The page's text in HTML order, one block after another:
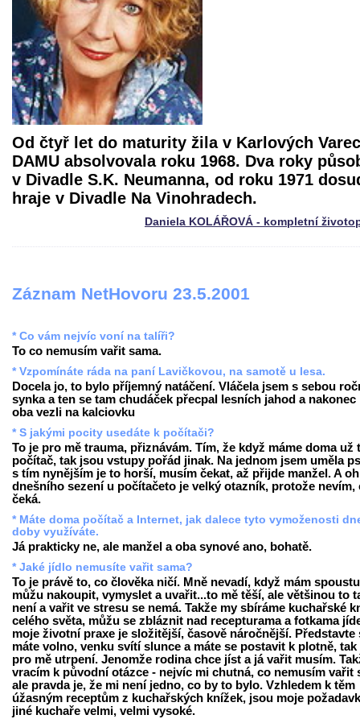
Od čtyř let do maturity žila v Karlových
DAMU absolvovala roku 1968. Dva roky
v Divadle S.K. Neumanna, od roku 1971
hraje v Divadle Na Vinohradech.
Daniela KOLÁŘOVÁ - kompletní
Záznam NetHovoru 23.5.2001
* Co vám nejvíc voní na talíři?
To co nemusím vařit sama.
* Vzpomínáte ráda na paní Lavičkovou, na samotě u lesa.
Docela jo, to bylo příjemný natáčení. Vláčela jsem s sebou
synka a ten se tam chudáček přecpal lesních jahod a nakonec
oba vezli na kalciovku
* S jakými pocity usedáte k počítači?
To je pro mě trauma, přiznávám. Tím, že když máme doma už
počítač, tak jsou vstupy pořád jinak. Na jednom jsem uměla
s tím nynějším je to horší, musím čekat, až přijde manžel. A
dnešního sezení u počítačeto je velký otazník, protože nevím,
čeká.
* Máte doma počítač a Internet, jak dalece tyto vymoženosti
doby využíváte.
Já prakticky ne, ale manžel a oba synové ano, bohatě.
* Jaké jídlo nemusíte vařit sama?
To je právě to, co člověka ničí. Mně nevadí, když mám
můžu nakoupit, vymyslet a uvařit...to mě těší, ale většinou to
není a vařit ve stresu se nemá. Takže my sbíráme kuchařské
celého světa, můžu se zbláznit nad recepturama a fotkama
moje životní praxe je složitější, časově náročnější. Představte
máte volno, venku svítí slunce a máte se postavit k plotně, tak
pro mě utrpení. Jenomže rodina chce jíst a já vařit musím.
vracím k původní otázce - nejvíc mi chutná, co nemusím vařit
ale pravda je, že mi není jedno, co by to bylo. Vzhledem k těm
úžasným receptům z kuchařských knížek, jsou moje
jiné kuchaře velmi, velmi vysoké.